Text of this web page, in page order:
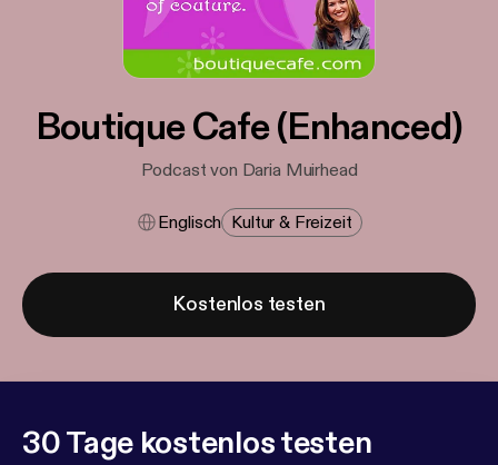
Boutique Cafe (Enhanced)
Podcast von Daria Muirhead
Englisch Kultur & Freizeit
Kostenlos testen
30 Tage kostenlos testen